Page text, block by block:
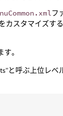
フ
スタマイズする
。
と呼ぶ上位レ